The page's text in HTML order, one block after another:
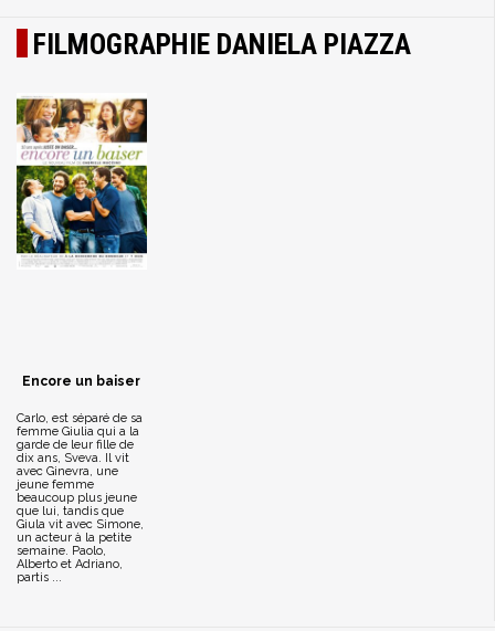
FILMOGRAPHIE DANIELA PIAZZA
Encore un baiser
Carlo, est séparé de sa
femme Giulia qui a la
garde de leur fille de
dix ans, Sveva. Il vit
avec Ginevra, une
jeune femme
beaucoup plus jeune
que lui, tandis que
Giula vit avec Simone,
un acteur à la petite
semaine. Paolo,
Alberto et Adriano,
partis ...